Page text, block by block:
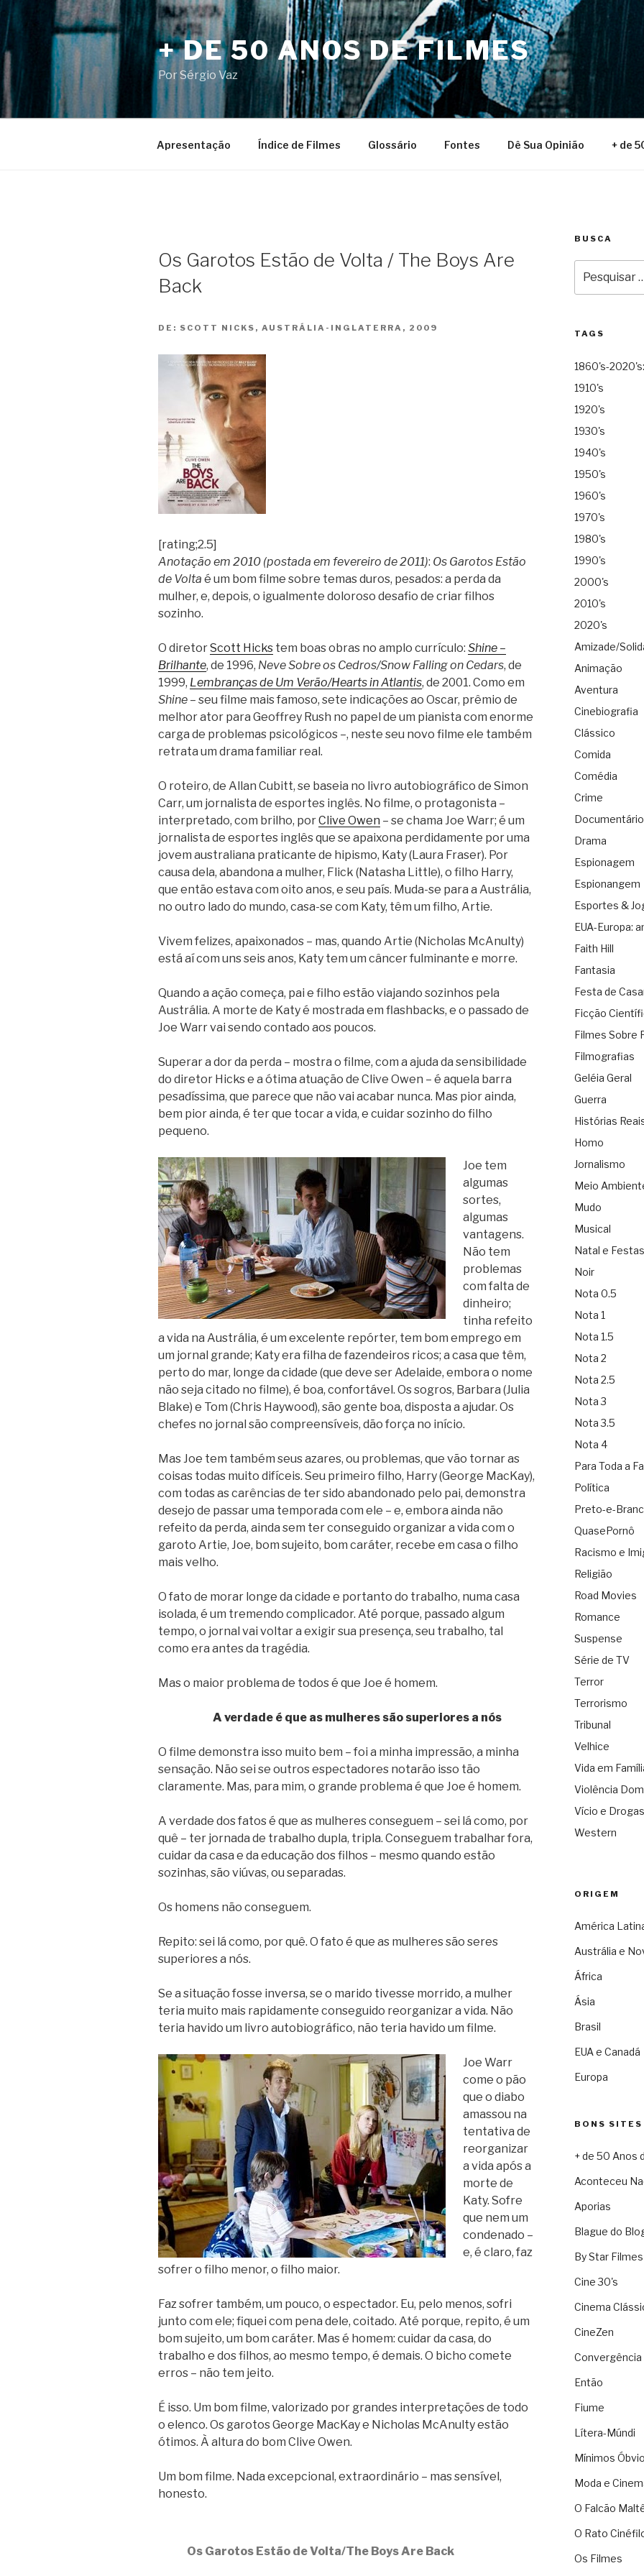
para
o
conteúdo
+ DE 50 ANOS DE FILMES
Por Sérgio Vaz
Apresentação Índice de Filmes Glossário Fontes Dê Sua Opinião + de
Os Garotos Estão de Volta / The Boys Are
Back
DE: SCOTT NICKS, AUSTRÁLIA-INGLATERRA, 2009
[rating;2.5]
Anotação em 2010 (postada em fevereiro de 2011): Os Garotos Estão
de Volta é um bom filme sobre temas duros, pesados: a perda da
mulher, e, depois, o igualmente doloroso desafio de criar filhos
sozinho.
O diretorScott Hicks tem boas obras no amplo currículo: Shine –
Brilhante, de 1996, Neve Sobre os Cedros/Snow Falling on Cedars, de
1999, Lembranças de Um Verão/Hearts in Atlantis, de 2001. Como em
Shine – seu filme mais famoso, sete indicações ao Oscar, prêmio de
melhor ator para Geoffrey Rush no papel de um pianista com enorme
carga de problemas psicológicos –, neste seu novo filme ele também
retrata um drama familiar real.
O roteiro, de Allan Cubitt, se baseia no livro autobiográfico de Simon
Carr, um jornalista de esportes inglês. No filme, o protagonista –
interpretado, com brilho, porClive Owen – se chama Joe Warr; é um
jornalista de esportes inglês que se apaixona perdidamente por uma
jovem australiana praticante de hipismo, Katy (Laura Fraser). Por
causa dela, abandona a mulher, Flick (Natasha Little), o filho Harry,
que então estava com oito anos, e seu país. Muda-se para a Austrália,
no outro lado do mundo, casa-se com Katy, têm um filho, Artie.
Vivem felizes, apaixonados – mas, quando Artie (Nicholas McAnulty)
está aí com uns seis anos, Katy tem um câncer fulminante e morre.
Quando a ação começa, pai e filho estão viajando sozinhos pela
Austrália. A morte de Katy é mostrada em flashbacks, e o passado de
Joe Warr vai sendo contado aos poucos.
Superar a dor da perda – mostra o filme, com a ajuda da sensibilidade
do diretor Hicks e a ótima atuação de Clive Owen – é aquela barra
pesadíssima, que parece que não vai acabar nunca. Mas pior ainda,
bem pior ainda, é ter que tocar a vida, e cuidar sozinho do filho
pequeno.
Joe tem
algumas
sortes,
algumas
vantagens.
Não tem
problemas
com falta de
dinheiro;
tinha refeito
a vida na Austrália, é um excelente repórter, tem bom emprego em
um jornal grande; Katy era filha de fazendeiros ricos; a casa que têm,
perto do mar, longe da cidade (que deve ser Adelaide, embora o nome
não seja citado no filme), é boa, confortável. Os sogros, Barbara (Julia
Blake) e Tom (Chris Haywood), são gente boa, disposta a ajudar. Os
chefes no jornal são compreensíveis, dão força no início.
Mas Joe tem também seus azares, ou problemas, que vão tornar as
coisas todas muito difíceis. Seu primeiro filho, Harry (George MacKay),
com todas as carências de ter sido abandonado pelo pai, demonstra
desejo de passar uma temporada com ele – e, embora ainda não
refeito da perda, ainda sem ter conseguido organizar a vida com o
garoto Artie, Joe, bom sujeito, bom caráter, recebe em casa o filho
mais velho.
O fato de morar longe da cidade e portanto do trabalho, numa casa
isolada, é um tremendo complicador. Até porque, passado algum
tempo, o jornal vai voltar a exigir sua presença, seu trabalho, tal
como era antes da tragédia.
Mas o maior problema de todos é que Joe é homem.
A verdade é que as mulheres são superiores a nós
O filme demonstra isso muito bem – foi a minha impressão, a minha
sensação. Não sei se outros espectadores notarão isso tão
claramente. Mas, para mim, o grande problema é que Joe é homem.
A verdade dos fatos é que as mulheres conseguem – sei lá como, por
quê – ter jornada de trabalho dupla, tripla. Conseguem trabalhar fora,
cuidar da casa e da educação dos filhos – mesmo quando estão
sozinhas, são viúvas, ou separadas.
Os homens não conseguem.
Repito: sei lá como, por quê. O fato é que as mulheres são seres
superiores a nós.
Se a situação fosse inversa, se o marido tivesse morrido, a mulher
teria muito mais rapidamente conseguido reorganizar a vida. Não
teria havido um livro autobiográfico, não teria havido um filme.
Joe Warr
come o pão
que o diabo
amassou na
tentativa de
reorganizar
a vida após a
morte de
Katy. Sofre
que nem um
condenado –
e, é claro, faz
sofrer o filho menor, o filho maior.
Faz sofrer também, um pouco, o espectador. Eu, pelo menos, sofri
junto com ele; fiquei com pena dele, coitado. Até porque, repito, é um
bom sujeito, um bom caráter. Mas é homem: cuidar da casa, do
trabalho e dos filhos, ao mesmo tempo, é demais. O bicho comete
erros – não tem jeito.
É isso. Um bom filme, valorizado por grandes interpretações de todo
o elenco. Os garotos George MacKay e Nicholas McAnulty estão
ótimos. À altura do bom Clive Owen.
Um bom filme. Nada excepcional, extraordinário – mas sensível,
honesto.
Os Garotos Estão de Volta/The Boys Are Back
BUSCA
por:
TAGS
1860's-
1910's
1920's
1930's
1940's
1950's
1960's
1970's
1980's
1990's
2000's
2010's
2020's
Amizade/
Animação
Aventura
Cinebiografia
Clássico
Comida
Comédia
Crime
Documentário
Drama
Espionagem
Espionangem
Esportes &
EUA-Europa:
Faith Hill
Fantasia
Festa de
Ficção
Filmes Sobre
Filmografias
Geléia Geral
Guerra
Histórias
Homo
Jornalismo
Meio
Mudo
Musical
Natal e Festas
Noir
Nota 0.5
Nota 1
Nota 1.5
Nota 2
Nota 2.5
Nota 3
Nota 3.5
Nota 4
Para Toda a
Política
Preto-e-
QuasePornô
Racismo e
Religião
Road Movies
Romance
Suspense
Série de TV
Terror
Terrorismo
Tribunal
Velhice
Vida em
Violência
Vício e Drogas
Western
ORIGEM
América
Austrália e
África
Ásia
Brasil
EUA e Canadá
Europa
BONS SITES
+ de 50 Anos
Aconteceu
Aporias
Blague do
By Star Filmes
Cine 30's
Cinema
CineZen
Convergência
Então
Fiume
Lítera-Múndi
Mínimos
Moda e
O Falcão
O Rato
Os Filmes